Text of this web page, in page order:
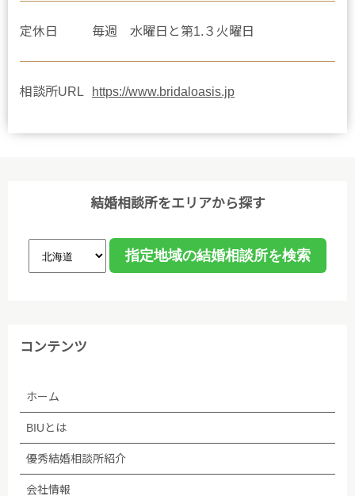
定休日 毎週 水曜日と第1.３火曜日
相談所URL https://www.bridaloasis.jp
結婚相談所をエリアから探す
コンテンツ
ホーム
BIUとは
優秀結婚相談所紹介
会社情報